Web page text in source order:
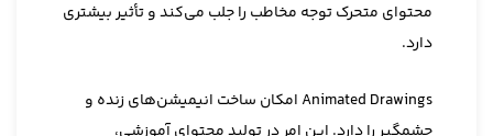
محتوای متحرک توجه مخاطب را جلب می‌کند و تأثیر بیشتری
دارد.
Animated Drawings امکان ساخت انیمیشن‌های زنده و